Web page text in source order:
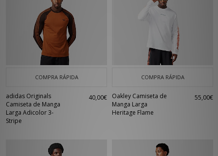
COMPRA RÁPIDA
adidas Originals
Camiseta de Manga
Larga Adicolor 3-
Stripe
40,00€
COMPRA RÁPIDA
Oakley Camiseta de
Manga Larga
Heritage Flame
55,00€